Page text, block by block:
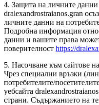
4. Защита на личните данни
dralexandrostraianos.gran
личните данни на
Подробна информация
данни и вашите права
поверителност https://
5. Насочване към сайтове
Чрез специални връзки
потребителите/
уебсайта
страни. Съдържанието на